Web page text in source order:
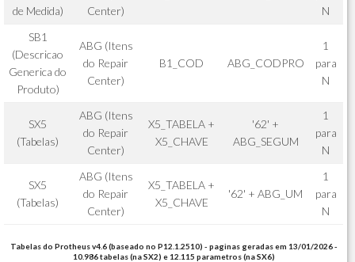
de Medida)
Center)
N
SB1
(Descricao
Generica do
Produto)
ABG (Itens
do Repair
Center)
B1_COD ABG_CODPRO
1
para
N
SX5
(Tabelas)
ABG (Itens
do Repair
Center)
X5_TABELA +
X5_CHAVE
'62' +
ABG_SEGUM
1
para
N
SX5
(Tabelas)
ABG (Itens
do Repair
Center)
X5_TABELA +
X5_CHAVE
'62' + ABG_UM
1
para
N
Tabelas do Protheus v4.6 (baseado no P12.1.2510) - paginas geradas em 13/01/2026 -
10.986 tabelas (na SX2) e 12.115 parametros (na SX6)